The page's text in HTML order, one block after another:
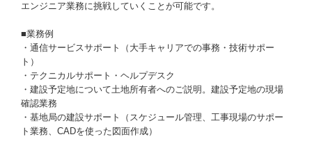
エンジニア業務に挑戦していくことが可能です。
■業務例
・通信サービスサポート（大手キャリアでの事務・技術サポー
ト）
・テクニカルサポート・ヘルプデスク
・建設予定地について土地所有者へのご説明。建設予定地の現場
確認業務
・基地局の建設サポート（スケジュール管理、工事現場のサポー
ト業務、CADを使った図面作成）